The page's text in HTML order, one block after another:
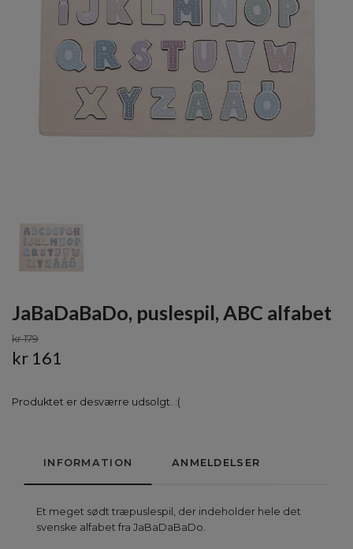
JaBaDaBaDo, puslespil, ABC alfabet
kr 179
kr 161
Produktet er desværre udsolgt. :(
INFORMATION ANMELDELSER
Et meget sødt træpuslespil, der indeholder hele det
svenske alfabet fra JaBaDaBaDo.